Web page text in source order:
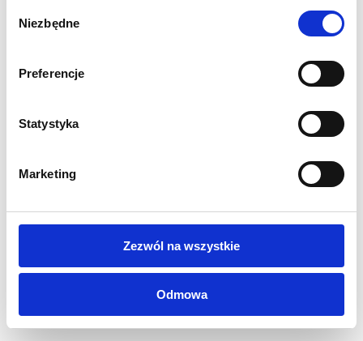
zgody
Niezbędne
Preferencje
Statystyka
Marketing
Zezwól na wszystkie
Odmowa
przedłużacz w zestawie
do 22000 godzin pracy